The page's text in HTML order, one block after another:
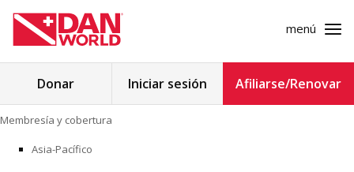
al
contenido
menú
MEMBRESÍA Y COBERTURA
Donar Iniciar sesión Afiliarse/Renovar
Membresía y cobertura
Asia-Pacífico